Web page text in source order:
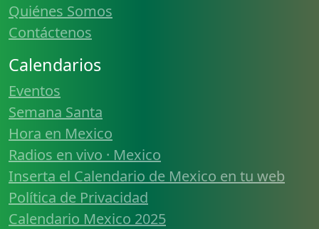
Quiénes Somos
Contáctenos
Calendarios
Eventos
Semana Santa
Hora en Mexico
Radios en vivo · Mexico
Inserta el Calendario de Mexico en tu web
Política de Privacidad
Calendario Mexico 2025